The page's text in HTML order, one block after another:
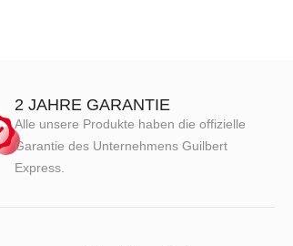
2 JAHRE GARANTIE
Alle unsere Produkte haben die offizielle
Garantie des Unternehmens Guilbert
Express.